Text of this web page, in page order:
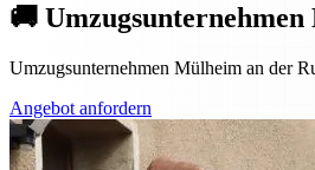
🚚
Umzugsunternehmen Mülheim an der
Angebot anfordern